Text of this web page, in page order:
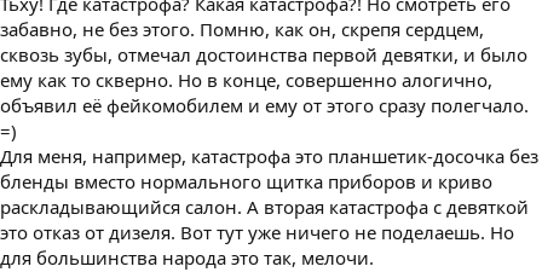
забавно, не без этого. Помню, как он, скрепя сердцем,
сквозь зубы, отмечал достоинства первой девятки, и было
ему как то скверно. Но в конце, совершенно алогично,
объявил её фейкомобилем и ему от этого сразу полегчало.
=)
Для меня, например, катастрофа это планшетик-досочка без
бленды вместо нормального щитка приборов и криво
раскладывающийся салон. А вторая катастрофа с девяткой
это отказ от дизеля. Вот тут уже ничего не поделаешь. Но
для большинства народа это так, мелочи.